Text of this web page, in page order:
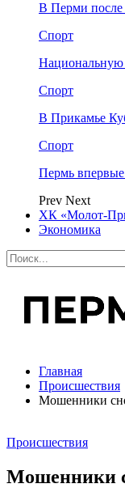
В Перми после
Спорт
Национальную
Спорт
В Прикамье
Спорт
Пермь
Prev Next
ХК «Молот-
Экономика
Главная
Происшествия
Мошенники
Происшествия
Мошенники